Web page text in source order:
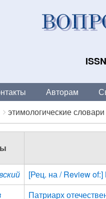
Авторам
этимологические словари
[Рец. на / Review
Патриарх